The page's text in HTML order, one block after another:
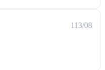
113/08